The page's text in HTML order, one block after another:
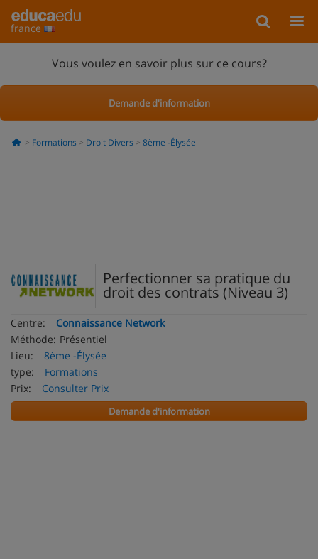
france
Vous voulez en savoir plus sur ce cours?
Demande d'information
Formations Droit Divers 8ème -Élysée
Perfectionner sa pratique du
droit des contrats (Niveau 3)
Centre:
Connaissance Network
Méthode: Présentiel
Lieu:
8ème -Élysée
type:
Formations
Prix:
Consulter Prix
Demande d'information